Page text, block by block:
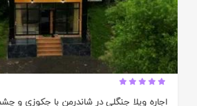
اجاره ویلا جنگلی در شاندرمن با جکوزی و